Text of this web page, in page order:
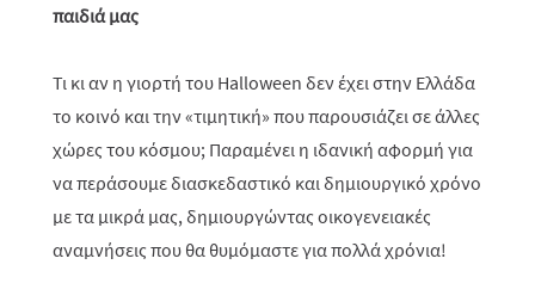
παιδιά μας
Τι κι αν η γιορτή του Halloween δεν έχει στην Ελλάδα
το κοινό και την «τιμητική» που παρουσιάζει σε άλλες
χώρες του κόσμου; Παραμένει η ιδανική αφορμή για
να περάσουμε διασκεδαστικό και δημιουργικό χρόνο
με τα μικρά μας, δημιουργώντας οικογενειακές
αναμνήσεις που θα θυμόμαστε για πολλά χρόνια!